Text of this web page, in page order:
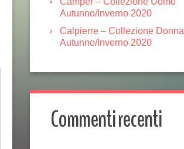
Autunno/Inverno 2020
Calpierre – Collezione Donna
Autunno/Inverno 2020
Commenti recenti